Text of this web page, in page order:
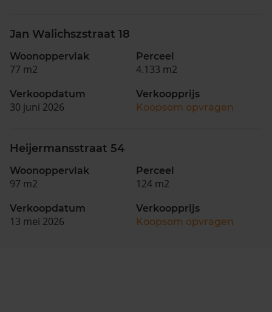
Jan Walichszstraat 18
Woonoppervlak
77 m2
Perceel
4.133 m2
Verkoopdatum
30 juni 2026
Verkoopprijs
Koopsom opvragen
Heijermansstraat 54
Woonoppervlak
97 m2
Perceel
124 m2
Verkoopdatum
13 mei 2026
Verkoopprijs
Koopsom opvragen